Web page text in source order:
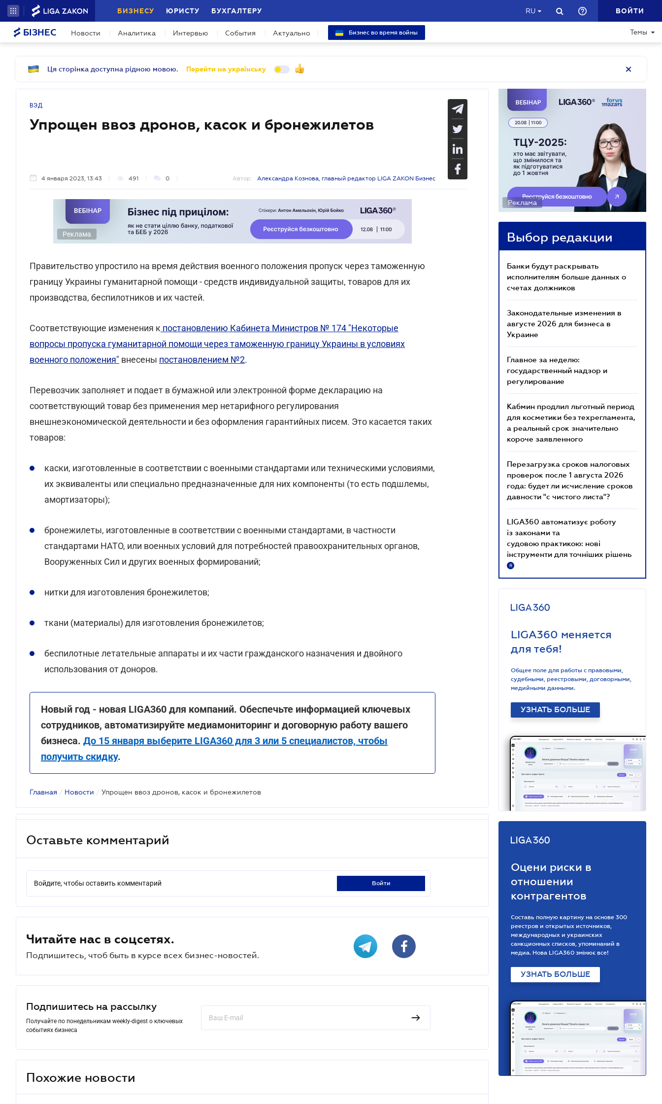
БИЗНЕСУ ЮРИСТУ БУХГАЛТЕРУ RU ВОЙТИ
БІЗНЕС Новости Аналитика Интервью События Актуально Бизнес во время войны Темы
Ця сторінка доступна рідною мовою. Перейти на українську
ВЭД
Упрощен ввоз дронов, касок и бронежилетов
4 января 2023, 13:43 491 0 Автор: Александра Кознова, главный редактор LIGA ZAKON Бизнес
Реклама
Правительство упростило на время действия военного положения пропуск через таможенную
границу Украины гуманитарной помощи - средств индивидуальной защиты, товаров для их
производства, беспилотников и их частей.
Соответствующие изменения к постановлению Кабинета Министров № 174 "Некоторые
вопросы пропуска гуманитарной помощи через таможенную границу Украины в условиях
военного положения" внесены постановлением №2.
Перевозчик заполняет и подает в бумажной или электронной форме декларацию на
соответствующий товар без применения мер нетарифного регулирования
внешнеэкономической деятельности и без оформления гарантийных писем. Это касается таких
товаров:
каски, изготовленные в соответствии с военными стандартами или техническими условиями,
их эквиваленты или специально предназначенные для них компоненты (то есть подшлемы,
амортизаторы);
бронежилеты, изготовленные в соответствии с военными стандартами, в частности
стандартами НАТО, или военных условий для потребностей правоохранительных органов,
Вооруженных Сил и других военных формирований;
нитки для изготовления бронежилетов;
ткани (материалы) для изготовления бронежилетов;
беспилотные летательные аппараты и их части гражданского назначения и двойного
использования от доноров.
Новый год - новая LIGA360 для компаний. Обеспечьте информацией ключевых
сотрудников, автоматизируйте медиамониторинг и договорную работу вашего
бизнеса. До 15 января выберите LIGA360 для 3 или 5 специалистов, чтобы
получить скидку.
Главная / Новости / Упрощен ввоз дронов, касок и бронежилетов
Оставьте комментарий
Войдите, чтобы оставить комментарий войти
Читайте нас в соцсетях.
Подпишитесь, чтоб быть в курсе всех бизнес-новостей.
Подпишитесь на рассылку
Получайте по понедельникам weekly-digest о ключевых
событиях бизнеса
Похожие новости
Реклама
Выбор редакции
Банки будут раскрывать
исполнителям больше данных о
счетах должников
Законодательные изменения в
августе 2026 для бизнеса в
Украине
Главное за неделю:
государственный надзор и
регулирование
Кабмин продлил льготный период
для косметики без техрегламента,
а реальный срок значительно
короче заявленного
Перезагрузка сроков налоговых
проверок после 1 августа 2026
года: будет ли исчисление сроков
давности "с чистого листа"?
LIGA360 автоматизує роботу
із законами та
судовою практикою: нові
інструменти для точніших рішень
R
LIGA360 меняется
для тебя!
Общее поле для работы с правовыми,
судебными, реестровыми, договорными,
медийными данными.
УЗНАТЬ БОЛЬШЕ
Оцени риски в
отношении
контрагентов
Составь полную картину на основе 300
реестров и открытых источников,
международных и украинских
санкционных списков, упоминаний в
медиа. Нова LIGA360 змінює все!
УЗНАТЬ БОЛЬШЕ